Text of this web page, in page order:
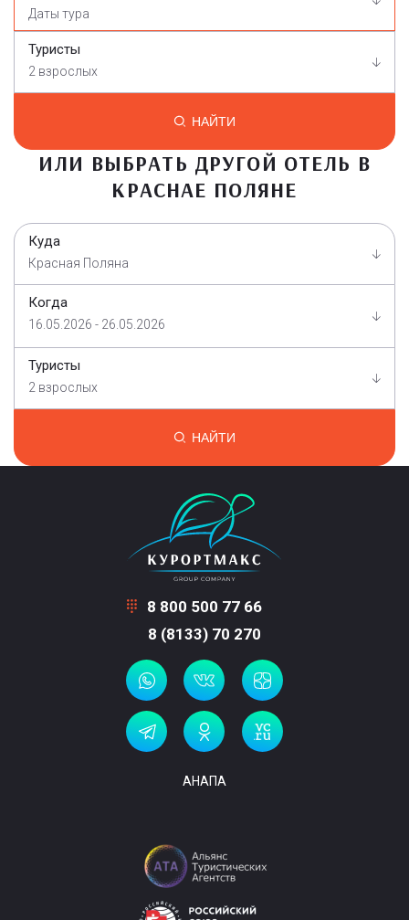
Туристы
2 взрослых
НАЙТИ
ИЛИ ВЫБРАТЬ ДРУГОЙ ОТЕЛЬ В
КРАСНАЕ ПОЛЯНЕ
Куда
Красная Поляна
Когда
16.05.2026 - 26.05.2026
Туристы
2 взрослых
НАЙТИ
8 800 500 77 66
8 (8133) 70 270
АНАПА